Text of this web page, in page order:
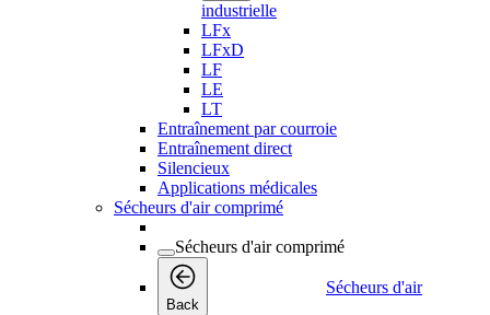
industrielle
LFx
LFxD
LF
LE
LT
Entraînement par courroie
Entraînement direct
Silencieux
Applications médicales
Sécheurs d'air comprimé
Sécheurs d'air comprimé
Back
Sécheurs d'air